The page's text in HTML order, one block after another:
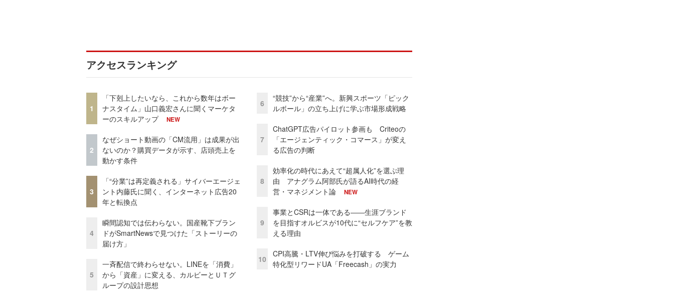
アクセスランキング
1
「下剋上したいなら、これから数年はボー
ナスタイム」山口義宏さんに聞くマーケタ
ーのスキルアップ
NEW
2
なぜショート動画の「CM流用」は成果が出
ないのか？購買データが示す、店頭売上を
動かす条件
3
「“分業”は再定義される」サイバーエージェ
ント内藤氏に聞く、インターネット広告20
年と転換点
4
瞬間認知では伝わらない。国産靴下ブラン
ドがSmartNewsで見つけた「ストーリーの
届け方」
5
一斉配信で終わらせない。LINEを「消費」
から「資産」に変える、カルビーとＵＴグ
ループの設計思想
6
“競技”から“産業”へ。新興スポーツ「ピック
ルボール」の立ち上げに学ぶ市場形成戦略
7
ChatGPT広告パイロット参画も Criteoの
「エージェンティック・コマース」が変え
る広告の判断
8
効率化の時代にあえて“超属人化”を選ぶ理
由 アナグラム阿部氏が語るAI時代の経
営・マネジメント論
NEW
9
事業とCSRは一体である――生涯ブランド
を目指すオルビスが10代に“セルフケア”を教
える理由
10
CPI高騰・LTV伸び悩みを打破する ゲーム
特化型リワードUA「Freecash」の実力